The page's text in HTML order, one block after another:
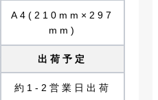
A4(210mm×297
mm)
出荷予定
約1-2営業日出荷